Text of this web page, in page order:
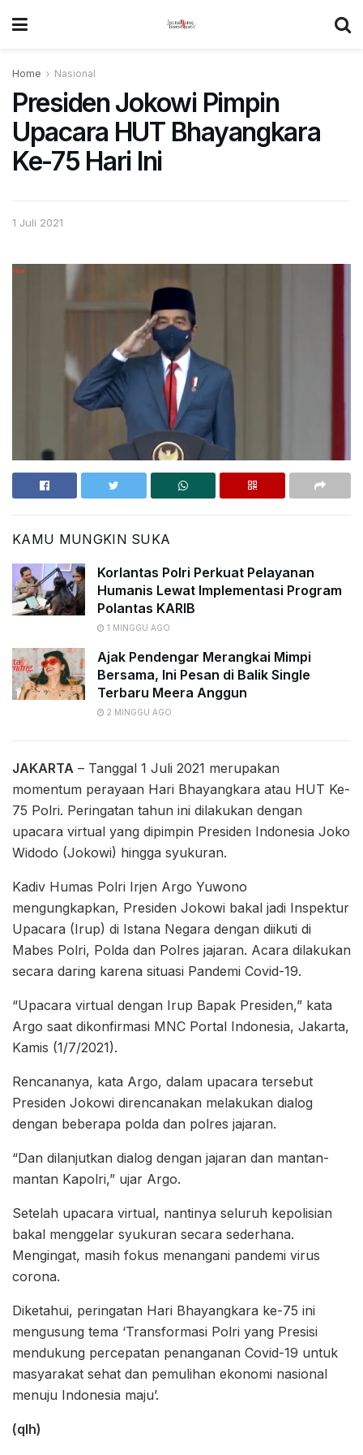
Home Nasional
Presiden Jokowi Pimpin
Upacara HUT Bhayangkara
Ke-75 Hari Ini
1 Juli 2021
KAMU MUNGKIN SUKA
Korlantas Polri Perkuat Pelayanan
Humanis Lewat Implementasi Program
Polantas KARIB
1 MINGGU AGO
Ajak Pendengar Merangkai Mimpi
Bersama, Ini Pesan di Balik Single
Terbaru Meera Anggun
2 MINGGU AGO
JAKARTA – Tanggal 1 Juli 2021 merupakan
momentum perayaan Hari Bhayangkara atau HUT Ke-
75 Polri. Peringatan tahun ini dilakukan dengan
upacara virtual yang dipimpin Presiden Indonesia Joko
Widodo (Jokowi) hingga syukuran.
Kadiv Humas Polri Irjen Argo Yuwono
mengungkapkan, Presiden Jokowi bakal jadi Inspektur
Upacara (Irup) di Istana Negara dengan diikuti di
Mabes Polri, Polda dan Polres jajaran. Acara dilakukan
secara daring karena situasi Pandemi Covid-19.
“Upacara virtual dengan Irup Bapak Presiden,” kata
Argo saat dikonfirmasi MNC Portal Indonesia, Jakarta,
Kamis (1/7/2021).
Rencananya, kata Argo, dalam upacara tersebut
Presiden Jokowi direncanakan melakukan dialog
dengan beberapa polda dan polres jajaran.
“Dan dilanjutkan dialog dengan jajaran dan mantan-
mantan Kapolri,” ujar Argo.
Setelah upacara virtual, nantinya seluruh kepolisian
bakal menggelar syukuran secara sederhana.
Mengingat, masih fokus menangani pandemi virus
corona.
Diketahui, peringatan Hari Bhayangkara ke-75 ini
mengusung tema ‘Transformasi Polri yang Presisi
mendukung percepatan penanganan Covid-19 untuk
masyarakat sehat dan pemulihan ekonomi nasional
menuju Indonesia maju’.
(qlh)